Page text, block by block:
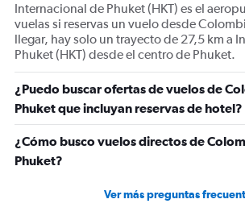
Internacional de Phuket (HKT) es el
vuelas si reservas un vuelo desde
llegar, hay solo un trayecto de 27,5 km a
Phuket (HKT) desde el centro de Phuket.
¿Puedo buscar ofertas de vuelos de
Phuket que incluyan reservas de hotel?
¿Cómo busco vuelos directos de
Phuket?
Ver más preguntas